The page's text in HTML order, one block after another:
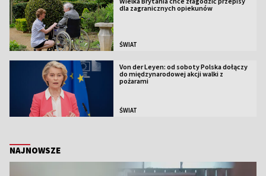
dla zagranicznych opiekunów
ŚWIAT
Von der Leyen: od soboty Polska dołączy
do międzynarodowej akcji walki z
pożarami
ŚWIAT
NAJNOWSZE